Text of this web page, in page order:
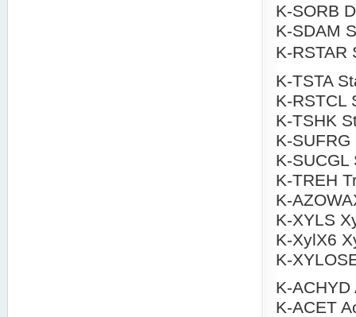
K-SORB
K-SDAM
K-
K-TSTA
K-RSTCL
K-TSHK
K-
K-SUCGL
K-TREH
K-
K-XYLS
K-XylX6
K-
K-
K-ACET